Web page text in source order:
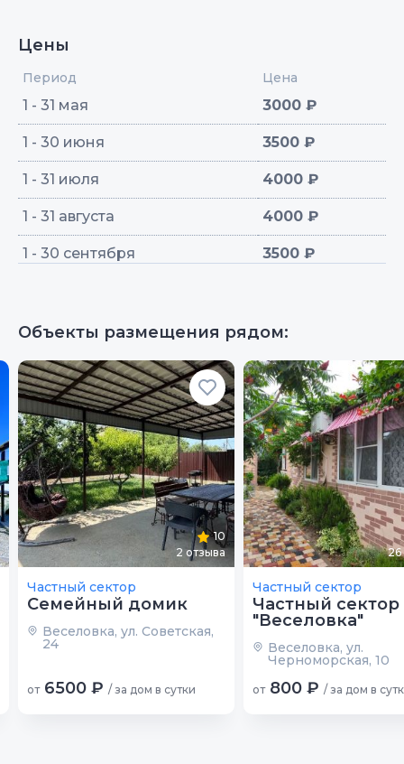
Цены
Период Цена
1 - 31 мая 3000 ₽
1 - 30 июня 3500 ₽
1 - 31 июля 4000 ₽
1 - 31 августа 4000 ₽
1 - 30 сентября 3500 ₽
Объекты размещения рядом:
10
2 отзыва
Частный сектор
Семейный домик
Веселовка, ул. Советская,
24
от 6500 ₽ / за дом в сутки
26
Частный сектор
Частный сектор
"Веселовка"
Веселовка, ул.
Черноморская, 10
от 800 ₽ / за дом в